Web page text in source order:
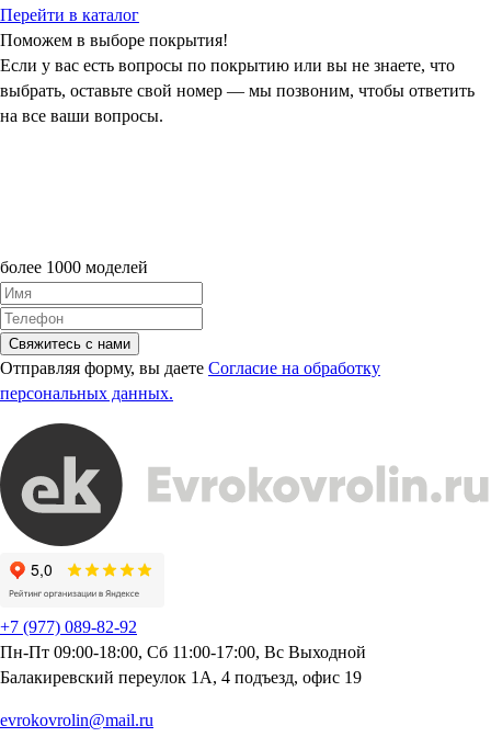
Перейти в каталог
Поможем в выборе покрытия!
Если у вас есть вопросы по покрытию или вы не знаете, что
выбрать, оставьте свой номер — мы позвоним, чтобы ответить
на все ваши вопросы.
более 1000 моделей
Свяжитесь с нами
Отправляя форму, вы даете Согласие на обработку
персональных данных.
+7 (977) 089-82-92
Пн-Пт 09:00-18:00, Сб 11:00-17:00, Вс Выходной
Балакиревский переулок 1А, 4 подъезд, офис 19
evrokovrolin@mail.ru